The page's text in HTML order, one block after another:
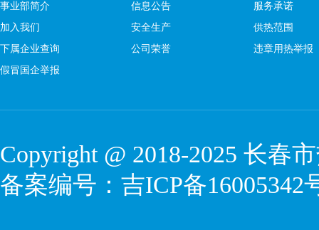
事业部简介
加入我们
下属企业查询
假冒国企举报
信息公告
安全生产
公司荣誉
服务承诺
供热范围
违章用热举报
Copyright @ 2018-2025 长春
备案编号： 吉ICP备16005342